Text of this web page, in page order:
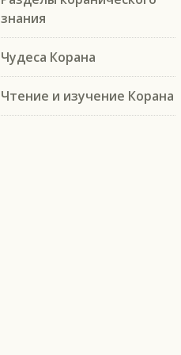
знания
Чудеса Корана
Чтение и изучение Корана